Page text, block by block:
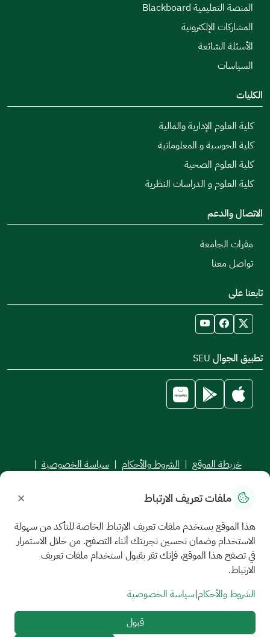
المنصة التعليمية Blackboard
المشاركات الإلكترونية
الأسئلة الشائعة
السياسات
الكليات
كلية العلوم الإدارية والمالية
كلية الحوسبة و المعلوماتية
كلية العلوم الصحية
كلية العلوم و الدراسات النظرية
الاتصال والدعم
مقرات الجامعة
تواصل معنا
تابعنا على
تطبيق الجوال SEU
خريطة الموقع | الشروط والأحكام | سياسة الخصوصية |
جميع الحقوق محفوظة للجامعة السعودية الإلكترونية © 2026
ملفات تعريف الارتباط ×
هذا الموقع يستخدم ملفات تعريف الارتباط الخاصة للتأكد من سهولة
الاستخدام وضمان تحسين تجربتك أثناء التصفح. من خلال الاستمرار
في تصفح هذا الموقع، فإنك تقر بقبول استخدام ملفات تعريف
الارتباط.
الشروط والأحكام|سياسة الخصوصية
قبول